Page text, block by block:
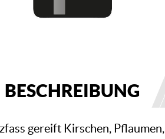
BESCHREIBUNG
gereift Kirschen,